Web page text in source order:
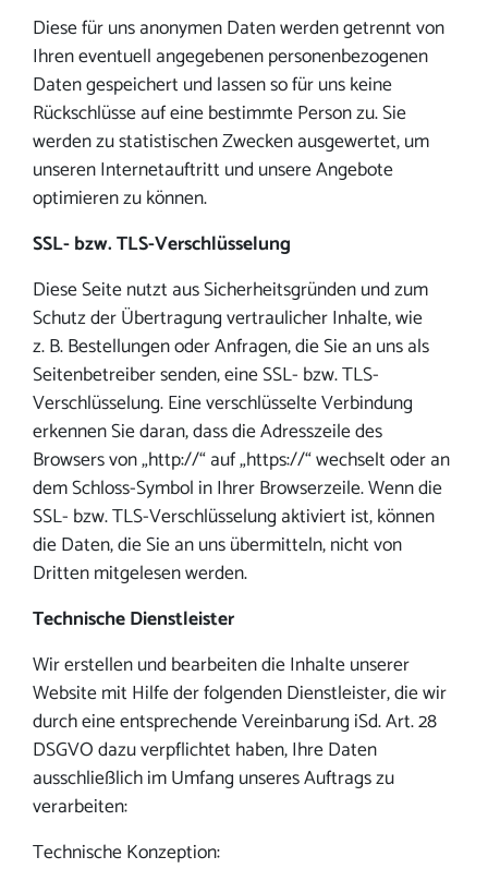
Diese für uns anonymen Daten werden getrennt von
Ihren eventuell angegebenen personenbezogenen
Daten gespeichert und lassen so für uns keine
Rückschlüsse auf eine bestimmte Person zu. Sie
werden zu statistischen Zwecken ausgewertet, um
unseren Internetauftritt und unsere Angebote
optimieren zu können.
SSL- bzw. TLS-Verschlüsselung
Diese Seite nutzt aus Sicherheitsgründen und zum
Schutz der Übertragung vertraulicher Inhalte, wie
z. B. Bestellungen oder Anfragen, die Sie an uns als
Seitenbetreiber senden, eine SSL- bzw. TLS-
Verschlüsselung. Eine verschlüsselte Verbindung
erkennen Sie daran, dass die Adresszeile des
Browsers von „http://“ auf „https://“ wechselt oder an
dem Schloss-Symbol in Ihrer Browserzeile. Wenn die
SSL- bzw. TLS-Verschlüsselung aktiviert ist, können
die Daten, die Sie an uns übermitteln, nicht von
Dritten mitgelesen werden.
Technische Dienstleister
Wir erstellen und bearbeiten die Inhalte unserer
Website mit Hilfe der folgenden Dienstleister, die wir
durch eine entsprechende Vereinbarung iSd. Art. 28
DSGVO dazu verpflichtet haben, Ihre Daten
ausschließlich im Umfang unseres Auftrags zu
verarbeiten:
Technische Konzeption: